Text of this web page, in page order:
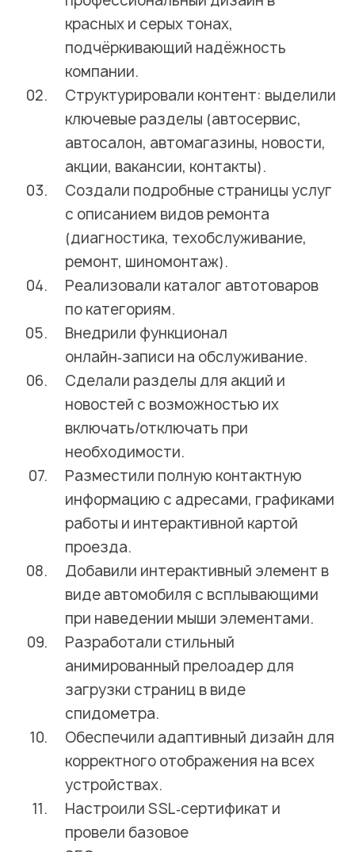
красных и серых тонах,
подчёркивающий надёжность
компании.
Структурировали контент: выделили
ключевые разделы (автосервис,
автосалон, автомагазины, новости,
акции, вакансии, контакты).
Создали подробные страницы услуг
с описанием видов ремонта
(диагностика, техобслуживание,
ремонт, шиномонтаж).
Реализовали каталог автотоваров
по категориям.
Внедрили функционал
онлайн‑записи на обслуживание.
Сделали разделы для акций и
новостей с возможностью их
включать/отключать при
необходимости.
Разместили полную контактную
информацию с адресами, графиками
работы и интерактивной картой
проезда.
Добавили интерактивный элемент в
виде автомобиля с всплывающими
при наведении мыши элементами.
Разработали стильный
анимированный прелоадер для
загрузки страниц в виде
спидометра.
Обеспечили адаптивный дизайн для
корректного отображения на всех
устройствах.
Настроили SSL‑сертификат и
провели базовое